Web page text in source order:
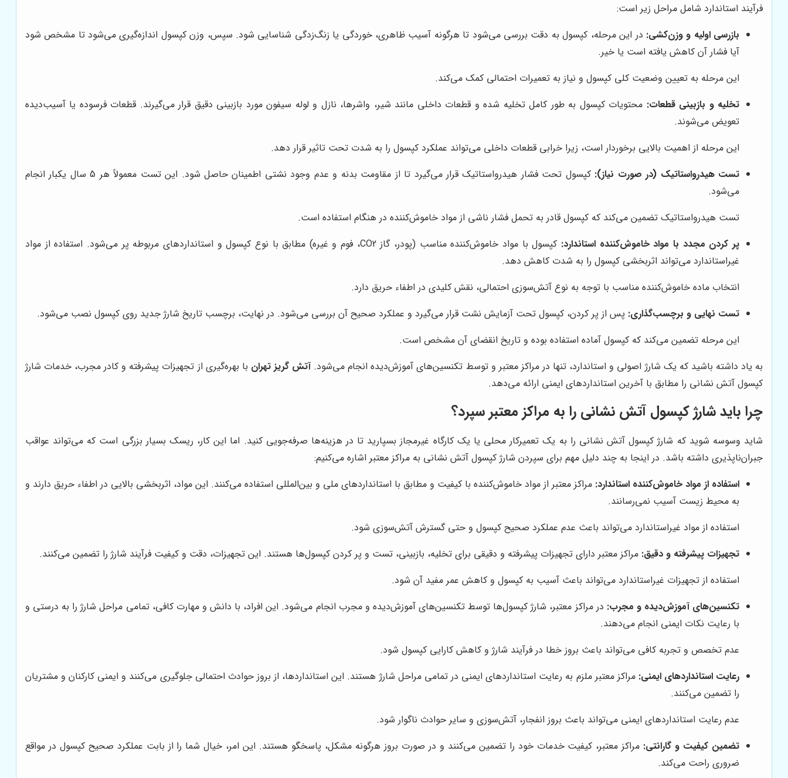
فرآیند استاندارد شامل مراحل زیر است:
بازرسی اولیه و وزن‌کشی: در این مرحله، کپسول به دقت بررسی می‌شود تا هرگونه آسیب ظاهری، خوردگی یا زنگ‌زدگی شناسایی شود. سپس، وزن کپسول اندازه‌گیری می‌شود تا مشخص شود
آیا فشار آن کاهش یافته است یا خیر.
این مرحله به تعیین وضعیت کلی کپسول و نیاز به تعمیرات احتمالی کمک می‌کند.
تخلیه و بازبینی قطعات: محتویات کپسول به طور کامل تخلیه شده و قطعات داخلی مانند شیر، واشرها، نازل و لوله سیفون مورد بازبینی دقیق قرار می‌گیرند. قطعات فرسوده یا آسیب‌دیده
تعویض می‌شوند.
این مرحله از اهمیت بالایی برخوردار است، زیرا خرابی قطعات داخلی می‌تواند عملکرد کپسول را به شدت تحت تاثیر قرار دهد.
تست هیدرواستاتیک (در صورت نیاز):
کپسول تحت فشار هیدرواستاتیک قرار می‌گیرد تا از مقاومت بدنه و عدم وجود نشتی اطمینان حاصل شود. این تست معمولاً هر 5 سال یکبار انجام
می‌شود.
تست هیدرواستاتیک تضمین می‌کند که کپسول قادر به تحمل فشار ناشی از مواد خاموش‌کننده در هنگام استفاده است.
پر کردن مجدد با مواد خاموش‌کننده استاندارد:
کپسول با مواد خاموش‌کننده مناسب (پودر، گاز CO2، فوم و غیره) مطابق با نوع کپسول و استانداردهای مربوطه پر می‌شود. استفاده از مواد
غیراستاندارد می‌تواند اثربخشی کپسول را به شدت کاهش دهد.
انتخاب ماده خاموش‌کننده مناسب با توجه به نوع آتش‌سوزی احتمالی، نقش کلیدی در اطفاء حریق دارد.
تست نهایی و برچسب‌گذاری: پس از پر کردن، کپسول تحت آزمایش نشت قرار می‌گیرد و عملکرد صحیح آن بررسی می‌شود. در نهایت، برچسب تاریخ شارژ جدید روی کپسول نصب می‌شود.
این مرحله تضمین می‌کند که کپسول آماده استفاده بوده و تاریخ انقضای آن مشخص است.
به یاد داشته باشید که یک شارژ اصولی و استاندارد، تنها در مراکز معتبر و توسط تکنسین‌های آموزش‌دیده انجام می‌شود.آتش گریز تهران با بهره‌گیری از تجهیزات پیشرفته و کادر مجرب، خدمات شارژ
کپسول آتش نشانی را مطابق با آخرین استانداردهای ایمنی ارائه می‌دهد.
چرا باید شارژ کپسول آتش نشانی را به مراکز معتبر سپرد؟
شاید وسوسه شوید که شارژ کپسول آتش نشانی را به یک تعمیرکار محلی یا یک کارگاه غیرمجاز بسپارید تا در هزینه‌ها صرفه‌جویی کنید. اما این کار، ریسک بسیار بزرگی است که می‌تواند عواقب
جبران‌ناپذیری داشته باشد. در اینجا به چند دلیل مهم برای سپردن شارژ کپسول آتش نشانی به مراکز معتبر اشاره می‌کنیم:
استفاده از مواد خاموش‌کننده استاندارد: مراکز معتبر از مواد خاموش‌کننده با کیفیت و مطابق با استانداردهای ملی و بین‌المللی استفاده می‌کنند. این مواد، اثربخشی بالایی در اطفاء حریق دارند و
به محیط زیست آسیب نمی‌رسانند.
استفاده از مواد غیراستاندارد می‌تواند باعث عدم عملکرد صحیح کپسول و حتی گسترش آتش‌سوزی شود.
تجهیزات پیشرفته و دقیق: مراکز معتبر دارای تجهیزات پیشرفته و دقیقی برای تخلیه، بازبینی، تست و پر کردن کپسول‌ها هستند. این تجهیزات، دقت و کیفیت فرآیند شارژ را تضمین می‌کنند.
استفاده از تجهیزات غیراستاندارد می‌تواند باعث آسیب به کپسول و کاهش عمر مفید آن شود.
تکنسین‌های آموزش‌دیده و مجرب: در مراکز معتبر، شارژ کپسول‌ها توسط تکنسین‌های آموزش‌دیده و مجرب انجام می‌شود. این افراد، با دانش و مهارت کافی، تمامی مراحل شارژ را به درستی و
با رعایت نکات ایمنی انجام می‌دهند.
عدم تخصص و تجربه کافی می‌تواند باعث بروز خطا در فرآیند شارژ و کاهش کارایی کپسول شود.
رعایت استانداردهای ایمنی: مراکز معتبر ملزم به رعایت استانداردهای ایمنی در تمامی مراحل شارژ هستند. این استانداردها، از بروز حوادث احتمالی جلوگیری می‌کنند و ایمنی کارکنان و مشتریان
را تضمین می‌کنند.
عدم رعایت استانداردهای ایمنی می‌تواند باعث بروز انفجار، آتش‌سوزی و سایر حوادث ناگوار شود.
تضمین کیفیت و گارانتی: مراکز معتبر، کیفیت خدمات خود را تضمین می‌کنند و در صورت بروز هرگونه مشکل، پاسخگو هستند. این امر، خیال شما را از بابت عملکرد صحیح کپسول در مواقع
ضروری راحت می‌کند.